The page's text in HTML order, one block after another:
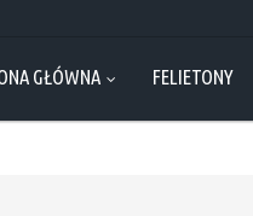
GŁÓWNA FELIETONY